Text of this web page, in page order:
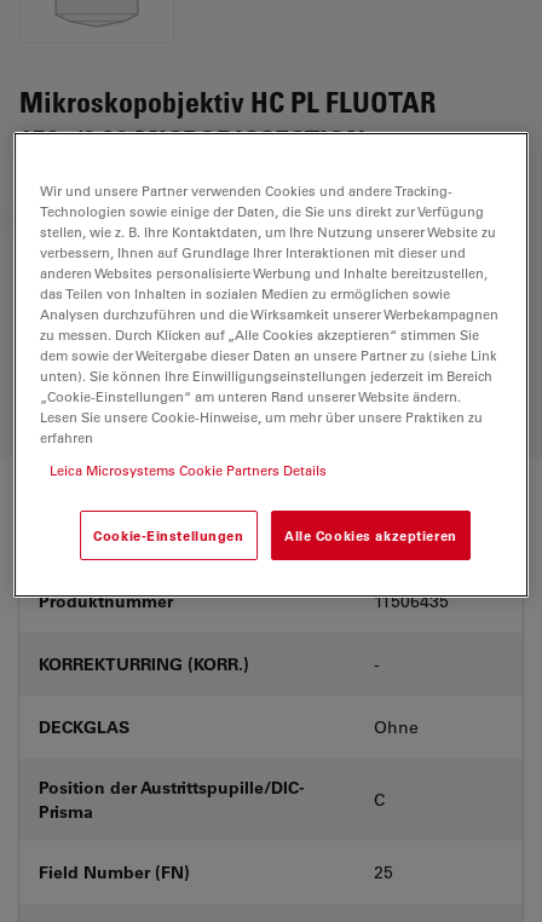
Mikroskopobjektiv HC PL FLUOTAR
150x/0,90 MICRODISSECTION
ANGEBOT ANFORDERN
Entdecken Sie die perfekte Lösung.
Erkunden Sie unseren Objective
Finder, vergleichen Sie Alternativen
und finden Sie die beste Lösung für
Ihre Anforderungen.
Technische Daten
Produktnummer 11506435
KORREKTURRING (KORR.) -
DECKGLAS Ohne
Position der Austrittspupille/DIC-
Prisma
C
Field Number (FN) 25
Wir und unsere Partner verwenden Cookies und andere Tracking-
Technologien sowie einige der Daten, die Sie uns direkt zur Verfügung
stellen, wie z. B. Ihre Kontaktdaten, um Ihre Nutzung unserer Website zu
verbessern, Ihnen auf Grundlage Ihrer Interaktionen mit dieser und
anderen Websites personalisierte Werbung und Inhalte bereitzustellen,
das Teilen von Inhalten in sozialen Medien zu ermöglichen sowie
Analysen durchzuführen und die Wirksamkeit unserer Werbekampagnen
zu messen. Durch Klicken auf „Alle Cookies akzeptieren“ stimmen Sie
dem sowie der Weitergabe dieser Daten an unsere Partner zu (siehe Link
unten). Sie können Ihre Einwilligungseinstellungen jederzeit im Bereich
„Cookie-Einstellungen“ am unteren Rand unserer Website ändern.
Lesen Sie unsere Cookie-Hinweise, um mehr über unsere Praktiken zu
erfahren
Leica Microsystems Cookie Partners Details
Cookie-Einstellungen Alle Cookies akzeptieren